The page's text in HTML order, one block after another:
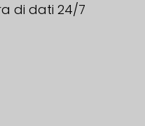
di dati 24/7